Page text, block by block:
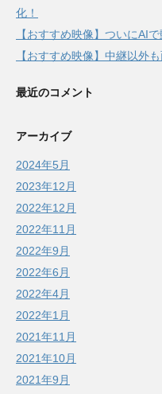
化！
【おすすめ映像】ついにAI
【おすすめ映像】中継以外
最近のコメント
アーカイブ
2024年5月
2023年12月
2022年12月
2022年11月
2022年9月
2022年6月
2022年4月
2022年1月
2021年11月
2021年10月
2021年9月